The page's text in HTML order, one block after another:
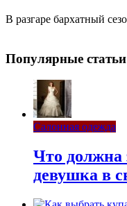
В разгаре бархатный
Популярные статьи
Салонная одежда
Что должна
девушка в